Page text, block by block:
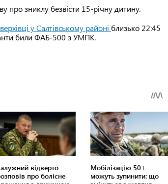
про зниклу безвісти 15-річну дитину.
у Салтівському районі близько 22:45
били ФАБ-500 з УМПК.